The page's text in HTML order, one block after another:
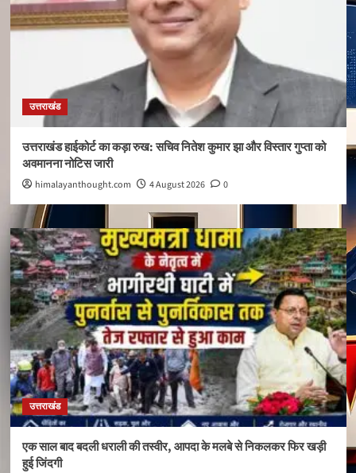
उत्तराखंड
उत्तराखंड हाईकोर्ट का कड़ा रुख: सचिव नितेश कुमार झा और विस्तार गुप्ता को
अवमानना नोटिस जारी
himalayanthought.com 4 August 2026 0
उत्तराखंड
एक साल बाद बदली धराली की तस्वीर, आपदा के मलबे से निकलकर फिर खड़ी
हुई जिंदगी